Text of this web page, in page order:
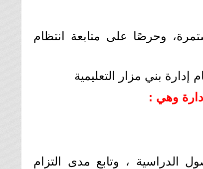
وحرصًا على متابعة انتظام
إدارة بني مزار التعليمية
وهي :
الدراسية ، وتابع مدى التزام